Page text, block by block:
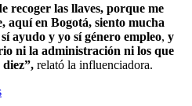
recoger las llaves, porque me
aquí en Bogotá, siento mucha
ayudo y yo sí género empleo, y
ni la administración ni los que
diez”, relató la influenciadora.